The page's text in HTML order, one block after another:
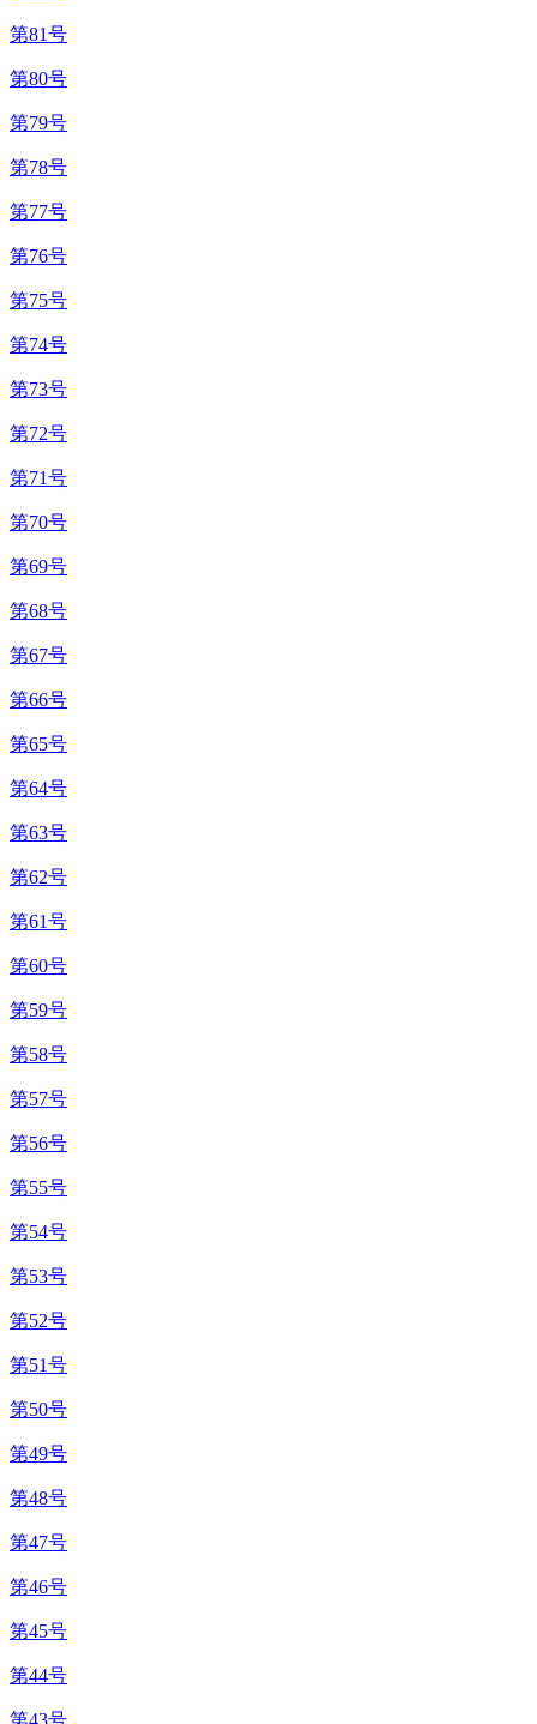
第81号
第80号
第79号
第78号
第77号
第76号
第75号
第74号
第73号
第72号
第71号
第70号
第69号
第68号
第67号
第66号
第65号
第64号
第63号
第62号
第61号
第60号
第59号
第58号
第57号
第56号
第55号
第54号
第53号
第52号
第51号
第50号
第49号
第48号
第47号
第46号
第45号
第44号
第43号